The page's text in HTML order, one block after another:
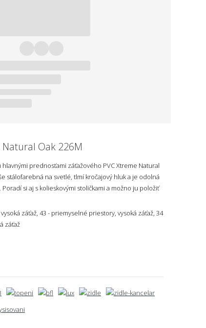
Oak 226M
prednosťami záťažového PVC Xtreme Natural
stálofarebná na svetlé, tlmí kročajový hluk a je odolná
si aj s kolieskovými stoličkami a možno ju položiť
záťaž, 43 - priemyselné priestory, vysoká záťaž, 34
záťaž